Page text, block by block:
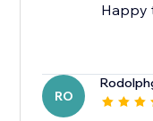
Happy
RO